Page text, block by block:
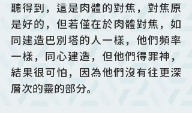
聽得到，這是肉體的對焦，對焦原
是好的，但若僅在於肉體對焦，如
同建造巴別塔的人一樣，他們頻率
一樣，同心建造，但他們得罪神，
結果很可怕，因為他們沒有往更深
層次的靈的部分。